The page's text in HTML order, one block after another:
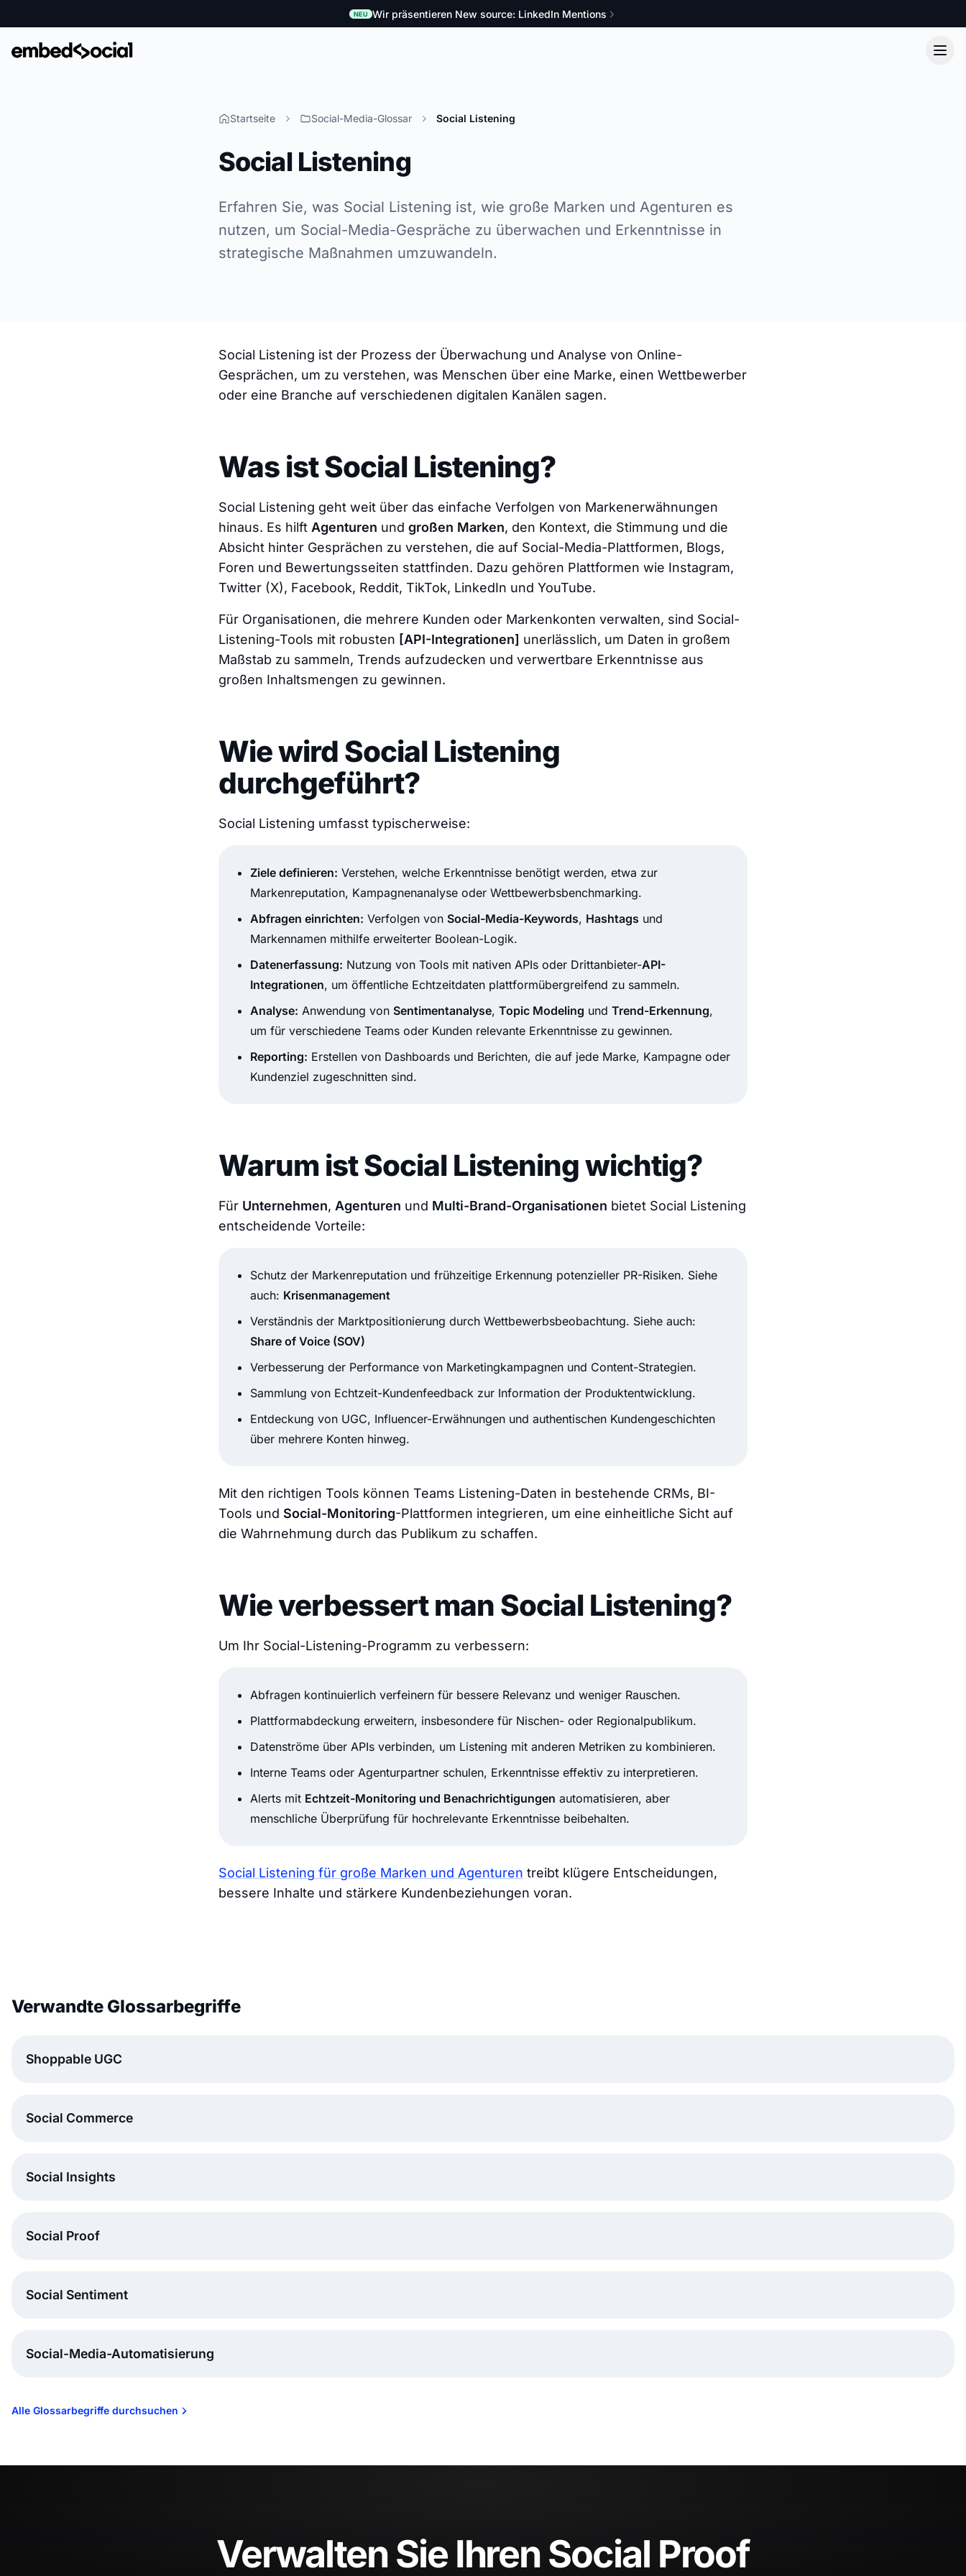
NEU Wir präsentieren New source: LinkedIn Mentions
Startseite Social-Media-Glossar Social Listening
Social Listening
Erfahren Sie, was Social Listening ist, wie große Marken und Agenturen es
nutzen, um Social-Media-Gespräche zu überwachen und Erkenntnisse in
strategische Maßnahmen umzuwandeln.
Social Listening ist der Prozess der Überwachung und Analyse von Online-
Gesprächen, um zu verstehen, was Menschen über eine Marke, einen Wettbewerber
oder eine Branche auf verschiedenen digitalen Kanälen sagen.
Was ist Social Listening?
Social Listening geht weit über das einfache Verfolgen von Markenerwähnungen
hinaus. Es hilft Agenturen und großen Marken, den Kontext, die Stimmung und die
Absicht hinter Gesprächen zu verstehen, die auf Social-Media-Plattformen, Blogs,
Foren und Bewertungsseiten stattfinden. Dazu gehören Plattformen wie Instagram,
Twitter (X), Facebook, Reddit, TikTok, LinkedIn und YouTube.
Für Organisationen, die mehrere Kunden oder Markenkonten verwalten, sind Social-
Listening-Tools mit robusten [API-Integrationen] unerlässlich, um Daten in großem
Maßstab zu sammeln, Trends aufzudecken und verwertbare Erkenntnisse aus
großen Inhaltsmengen zu gewinnen.
Wie wird Social Listening
durchgeführt?
Social Listening umfasst typischerweise:
Ziele definieren: Verstehen, welche Erkenntnisse benötigt werden, etwa zur
Markenreputation, Kampagnenanalyse oder Wettbewerbsbenchmarking.
Abfragen einrichten: Verfolgen von Social-Media-Keywords, Hashtags und
Markennamen mithilfe erweiterter Boolean-Logik.
Datenerfassung: Nutzung von Tools mit nativen APIs oder Drittanbieter-API-
Integrationen, um öffentliche Echtzeitdaten plattformübergreifend zu sammeln.
Analyse: Anwendung von Sentimentanalyse, Topic Modeling und Trend-Erkennung,
um für verschiedene Teams oder Kunden relevante Erkenntnisse zu gewinnen.
Reporting: Erstellen von Dashboards und Berichten, die auf jede Marke, Kampagne oder
Kundenziel zugeschnitten sind.
Warum ist Social Listening wichtig?
Für Unternehmen, Agenturen und Multi-Brand-Organisationen bietet Social Listening
entscheidende Vorteile:
Schutz der Markenreputation und frühzeitige Erkennung potenzieller PR-Risiken. Siehe
auch: Krisenmanagement
Verständnis der Marktpositionierung durch Wettbewerbsbeobachtung. Siehe auch:
Share of Voice (SOV)
Verbesserung der Performance von Marketingkampagnen und Content-Strategien.
Sammlung von Echtzeit-Kundenfeedback zur Information der Produktentwicklung.
Entdeckung von UGC, Influencer-Erwähnungen und authentischen Kundengeschichten
über mehrere Konten hinweg.
Mit den richtigen Tools können Teams Listening-Daten in bestehende CRMs, BI-
Tools und Social-Monitoring-Plattformen integrieren, um eine einheitliche Sicht auf
die Wahrnehmung durch das Publikum zu schaffen.
Wie verbessert man Social Listening?
Um Ihr Social-Listening-Programm zu verbessern:
Abfragen kontinuierlich verfeinern für bessere Relevanz und weniger Rauschen.
Plattformabdeckung erweitern, insbesondere für Nischen- oder Regionalpublikum.
Datenströme über APIs verbinden, um Listening mit anderen Metriken zu kombinieren.
Interne Teams oder Agenturpartner schulen, Erkenntnisse effektiv zu interpretieren.
Alerts mit Echtzeit-Monitoring und Benachrichtigungen automatisieren, aber
menschliche Überprüfung für hochrelevante Erkenntnisse beibehalten.
Social Listening für große Marken und Agenturen treibt klügere Entscheidungen,
bessere Inhalte und stärkere Kundenbeziehungen voran.
Verwandte Glossarbegriffe
Shoppable UGC
Social Commerce
Social Insights
Social Proof
Social Sentiment
Social-Media-Automatisierung
Alle Glossarbegriffe durchsuchen
Verwalten Sie Ihren Social Proof